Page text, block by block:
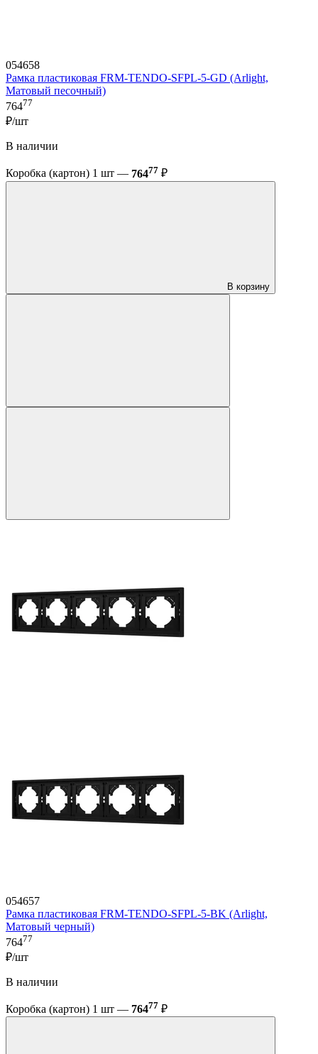
054658
Рамка пластиковая FRM-TENDO-SFPL-5-GD (Arlight,
Матовый песочный)
76477
₽/шт
В наличии
Коробка (картон) 1 шт — 76477 ₽
В корзину
054657
Рамка пластиковая FRM-TENDO-SFPL-5-BK (Arlight,
Матовый черный)
76477
₽/шт
В наличии
Коробка (картон) 1 шт — 76477 ₽